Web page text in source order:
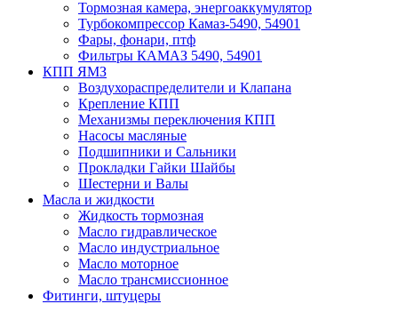
Тормозная камера, энергоаккумулятор
Турбокомпрессор Камаз-5490, 54901
Фары, фонари, птф
Фильтры КАМАЗ 5490, 54901
КПП ЯМЗ
Воздухораспределители и Клапана
Крепление КПП
Механизмы переключения КПП
Насосы масляные
Подшипники и Сальники
Прокладки Гайки Шайбы
Шестерни и Валы
Масла и жидкости
Жидкость тормозная
Масло гидравлическое
Масло индустриальное
Масло моторное
Масло трансмиссионное
Фитинги, штуцеры